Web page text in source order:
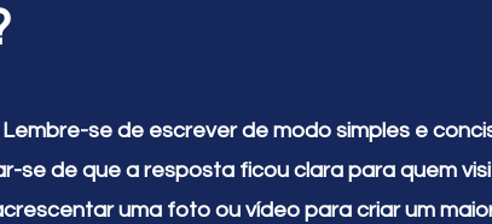
se de escrever de modo simples e
se de que a resposta ficou clara para quem
uma foto ou vídeo para criar um